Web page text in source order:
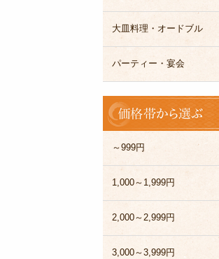
大皿料理・オードブル
パーティー・宴会
価
格
帯
か
選
～999円
1,000～1,999円
2,000～2,999円
3,000～3,999円